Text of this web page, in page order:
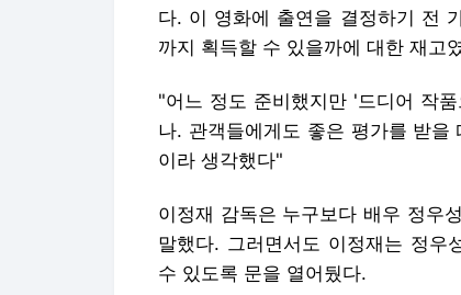
다. 이 영화에 출연을 결정하기 전
까지 획득할 수 있을까에 대한 재고
"어느 정도 준비했지만 '드디어 작
나. 관객들에게도 좋은 평가를 받
이라 생각했다"
이정재 감독은 누구보다 배우 정우
말했다. 그러면서도 이정재는 정우
수 있도록 문을 열어뒀다.